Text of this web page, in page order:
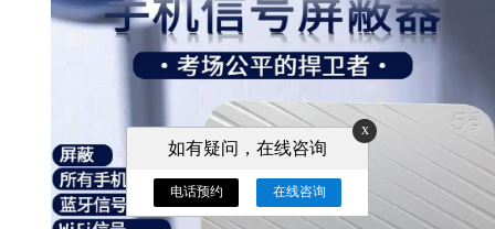
x
如有疑问，在线咨询
电话预约 在线咨询